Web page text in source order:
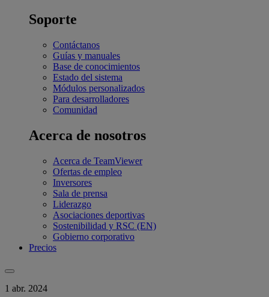
Soporte
Contáctanos
Guías y manuales
Base de conocimientos
Estado del sistema
Módulos personalizados
Para desarrolladores
Comunidad
Acerca de nosotros
Acerca de TeamViewer
Ofertas de empleo
Inversores
Sala de prensa
Liderazgo
Asociaciones deportivas
Sostenibilidad y RSC (EN)
Gobierno corporativo
Precios
1 abr. 2024